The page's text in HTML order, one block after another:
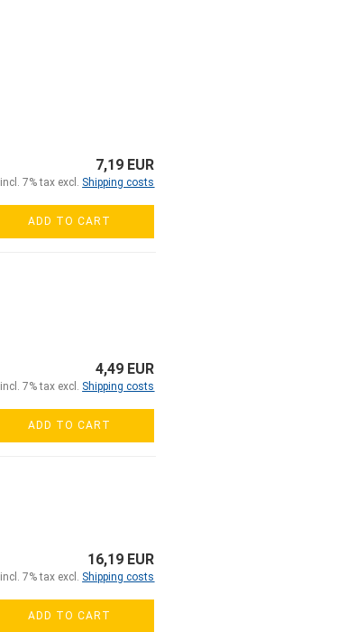
7,19 EUR
incl. 7% tax excl. Shipping costs
ADD TO CART
4,49 EUR
incl. 7% tax excl. Shipping costs
ADD TO CART
16,19 EUR
incl. 7% tax excl. Shipping costs
ADD TO CART